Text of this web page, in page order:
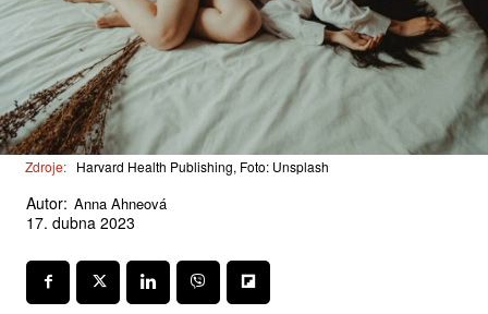
Zdroje: Harvard Health Publishing, Foto: Unsplash
Autor: Anna Ahneová
17. dubna 2023